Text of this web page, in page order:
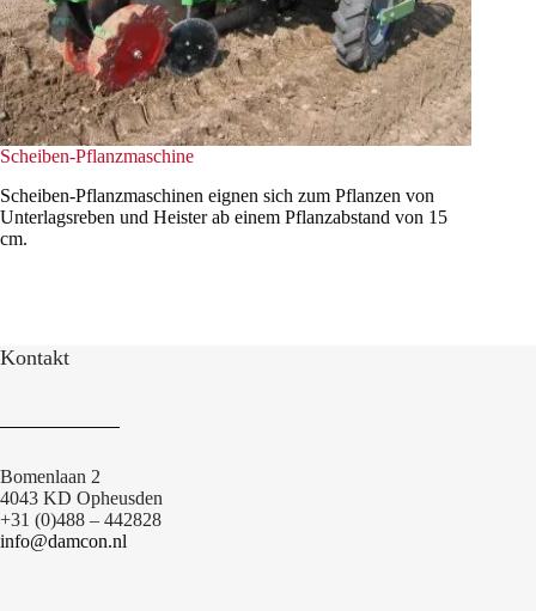
Scheiben-Pflanzmaschine
Scheiben-Pflanzmaschinen eignen sich zum Pflanzen von
Unterlagsreben und Heister ab einem Pflanzabstand von 15
cm.
Kontakt
Bomenlaan 2
4043 KD Opheusden
+31 (0)488 – 442828
info@damcon.nl